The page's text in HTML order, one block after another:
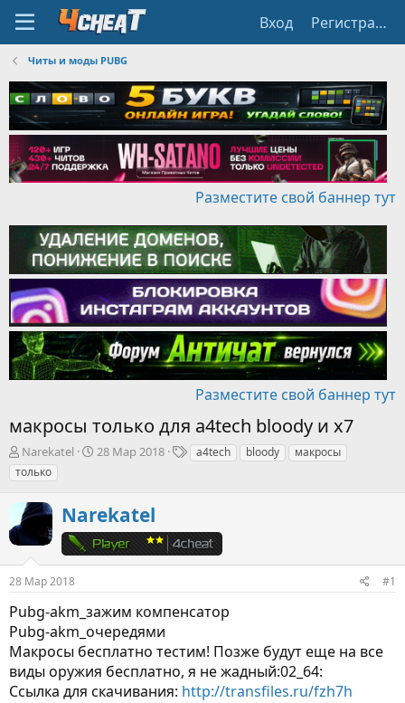
Вход Регистрация
Читы и моды PUBG
Разместите свой баннер тут
Разместите свой баннер тут
макросы только для a4tech bloody и x7
А
в
т
о
р
т
е
м
ы
Narekatel
Д
н
а
ч
а
28 Мар 2018
Тa4tech bloody
макросы
только
Narekatel
28 Мар 2018 #1
Pubg-akm_зажим компенсатор
Pubg-akm_очередями
Макросы бесплатно тестим! Позже будут еще на все
виды оружия бесплатно, я не жадный:02_64:
Ссылка для скачивания: http://transfiles.ru/fzh7h